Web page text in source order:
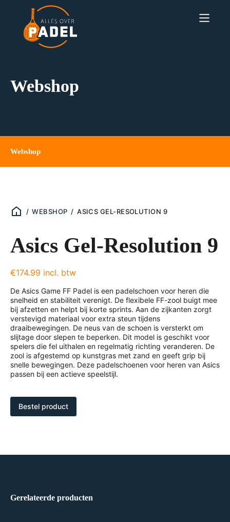
Webshop
Webshop
/ WEBSHOP / ASICS GEL-RESOLUTION 9
Asics Gel-Resolution 9
€174.99 incl. btw
De Asics Game FF Padel is een padelschoen voor heren die
snelheid en stabiliteit verenigt. De flexibele FF-zool buigt mee
bij afzetten en helpt bij korte sprints. Aan de zijkanten zorgt
verstevigd materiaal voor extra steun tijdens
draaibewegingen. De neus van de schoen is versterkt om
slijtage door slepen te beperken. Dit model is geschikt voor
spelers die fel uithalen en regelmatig richting veranderen. De
zool is afgestemd op kunstgras met zand en geeft grip bij
snelle bewegingen. Deze padelschoenen voor heren van Asics
passen bij een actieve speelstijl.
Bestel product
Gerelateerde producten